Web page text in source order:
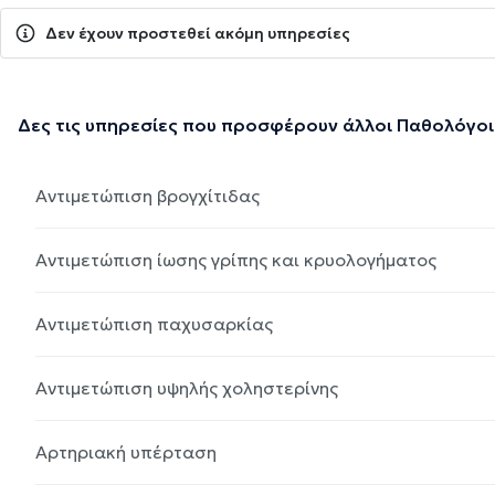
Δεν έχουν προστεθεί ακόμη υπηρεσίες
Δες τις υπηρεσίες που προσφέρουν άλλοι Παθολόγοι
Αντιμετώπιση βρογχίτιδας
Αντιμετώπιση ίωσης γρίπης και κρυολογήματος
Αντιμετώπιση παχυσαρκίας
Αντιμετώπιση υψηλής χοληστερίνης
Αρτηριακή υπέρταση